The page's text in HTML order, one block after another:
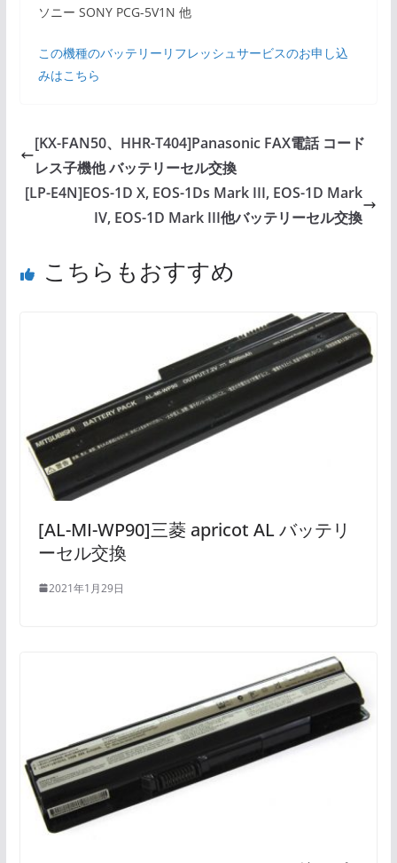
ソニー SONY PCG-5V1N 他
この機種のバッテリーリフレッシュサービスのお申し込
みはこちら
[KX-FAN50、HHR-T404]Panasonic FAX電話 コード
レス子機他 バッテリーセル交換
[LP-E4N]EOS-1D X, EOS-1Ds Mark III, EOS-1D Mark
IV, EOS-1D Mark III他バッテリーセル交換
こちらもおすすめ
[AL-MI-WP90]三菱 apricot AL バッテリ
ーセル交換
2021年1月29日